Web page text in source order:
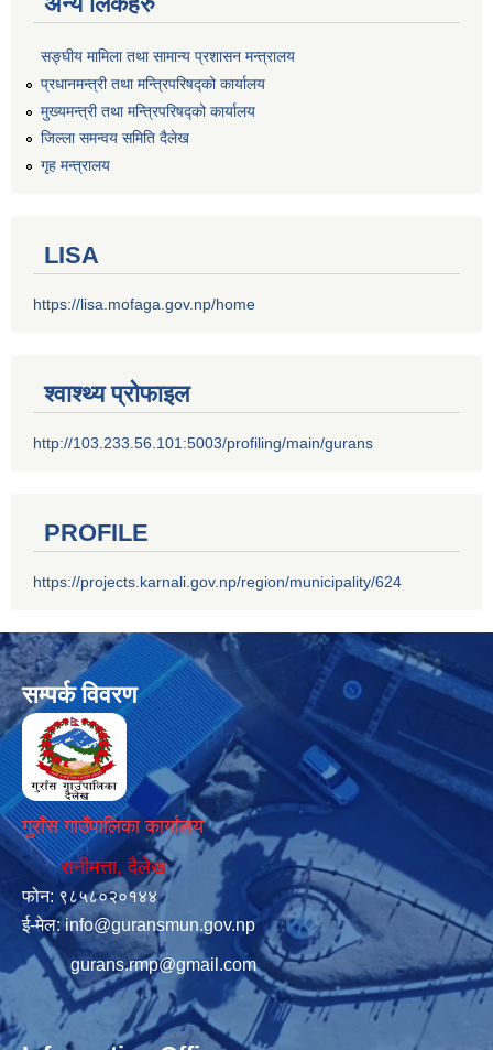
सङ्‍घीय मामिला तथा सामान्य प्रशासन मन्त्रालय
प्रधानमन्त्री तथा मन्त्रिपरिषद्को कार्यालय
मुख्यमन्त्री तथा मन्त्रिपरिषद्को कार्यालय
जिल्ला समन्वय समिति दैलेख
गृह मन्त्रालय
LISA
https://lisa.mofaga.gov.np/home
श्वाश्थ्य प्रोफाइल
http://103.233.56.101:5003/profiling/main/gurans
PROFILE
https://projects.karnali.gov.np/region/municipality/624
सम्पर्क विवरण
गुराँस गाउँपालिका कार्यालय
रानीमत्ता, दैलेख
फोन: ९८५८०२०१४४
ई-मेल:info@guransmun.gov.np
gurans.rmp@gmail.com